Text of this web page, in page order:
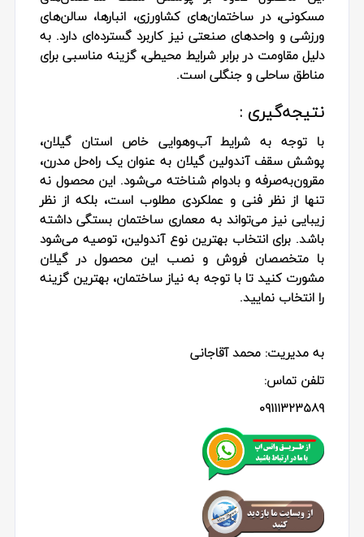
مسکونی، در ساختمان‌های کشاورزی، انبارها، سالن‌های
ورزشی و واحدهای صنعتی نیز کاربرد گسترده‌ای دارد. به
دلیل مقاومت در برابر شرایط محیطی، گزینه مناسبی برای
مناطق ساحلی و جنگلی است.
نتیجه‌گیری :
با توجه به شرایط آب‌وهوایی خاص استان گیلان،
پوشش سقف آندولین گیلان به عنوان یک راه‌حل مدرن،
مقرون‌به‌صرفه و بادوام شناخته می‌شود. این محصول نه
تنها از نظر فنی و عملکردی مطلوب است، بلکه از نظر
زیبایی نیز می‌تواند به معماری ساختمان بستگی داشته
باشد. برای انتخاب بهترین نوع آندولین، توصیه می‌شود
با متخصصان فروش و نصب این محصول در گیلان
مشورت کنید تا با توجه به نیاز ساختمان، بهترین گزینه
را انتخاب نمایید.
به مدیریت: محمد آقاجانی
تلفن تماس:
09111323589